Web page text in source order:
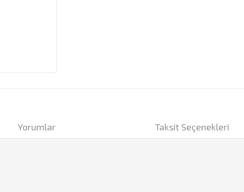
Yorumlar Taksit Seçenekleri